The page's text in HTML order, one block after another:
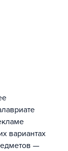
вариантах
—